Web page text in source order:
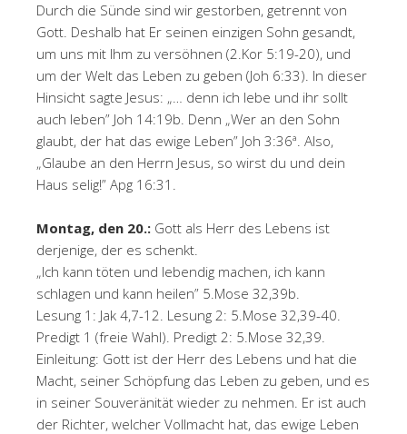
Durch die Sünde sind wir gestorben, getrennt von
Gott. Deshalb hat Er seinen einzigen Sohn gesandt,
um uns mit Ihm zu versöhnen (2.Kor 5:19-20), und
um der Welt das Leben zu geben (Joh 6:33). In dieser
Hinsicht sagte Jesus: „… denn ich lebe und ihr sollt
auch leben” Joh 14:19b. Denn „Wer an den Sohn
glaubt, der hat das ewige Leben” Joh 3:36ª. Also,
„Glaube an den Herrn Jesus, so wirst du und dein
Haus selig!” Apg 16:31.
Montag, den 20.: Gott als Herr des Lebens ist
derjenige, der es schenkt.
„Ich kann töten und lebendig machen, ich kann
schlagen und kann heilen” 5.Mose 32,39b.
Lesung 1: Jak 4,7-12. Lesung 2: 5.Mose 32,39-40.
Predigt 1 (freie Wahl). Predigt 2: 5.Mose 32,39.
Einleitung: Gott ist der Herr des Lebens und hat die
Macht, seiner Schöpfung das Leben zu geben, und es
in seiner Souveränität wieder zu nehmen. Er ist auch
der Richter, welcher Vollmacht hat, das ewige Leben